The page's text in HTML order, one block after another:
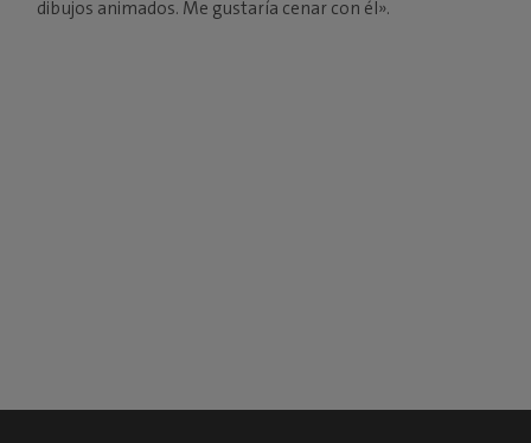
dibujos animados. Me gustaría cenar con él».